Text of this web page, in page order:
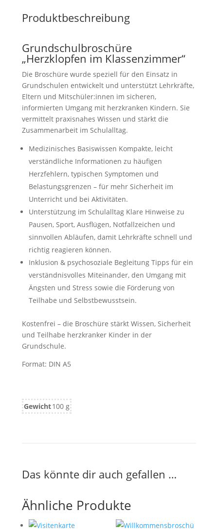
Produktbeschreibung
Grundschulbroschüre
„Herzklopfen im Klassenzimmer“
Die Broschüre wurde speziell für den Einsatz in
Grundschulen entwickelt und unterstützt Lehrkräfte,
Eltern und Mitschüler:innen im sicheren,
informierten Umgang mit herzkranken Kindern. Sie
vermittelt praxisnahes Wissen und stärkt die
Zusammenarbeit im Schulalltag.
Medizinisches Basiswissen Kompakte, leicht
verständliche Informationen zu häufigen
Herzfehlern, typischen Symptomen und
Belastungsgrenzen – für mehr Sicherheit im
Unterricht und bei Aktivitäten.
Unterstützung im Schulalltag Klare Hinweise zu
Pausen, Sport, Ausflügen, Notfallzeichen und
sinnvollen Abläufen, damit Lehrkräfte schnell und
richtig reagieren können.
Inklusion & psychosoziale Begleitung Tipps für ein
verständnisvolles Miteinander, den Umgang mit
Ängsten und Stress sowie die Förderung von
Teilhabe und Selbstbewusstsein.
Kostenfrei – die Broschüre stärkt Wissen, Sicherheit
und Teilhabe herzkranker Kinder in der
Grundschule.
Format: DIN A5
Gewicht100 g
Das könnte dir auch gefallen …
Ähnliche Produkte